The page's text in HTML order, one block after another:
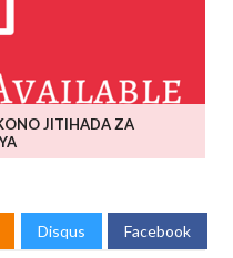
JITIHADA ZA
Disqus Facebook